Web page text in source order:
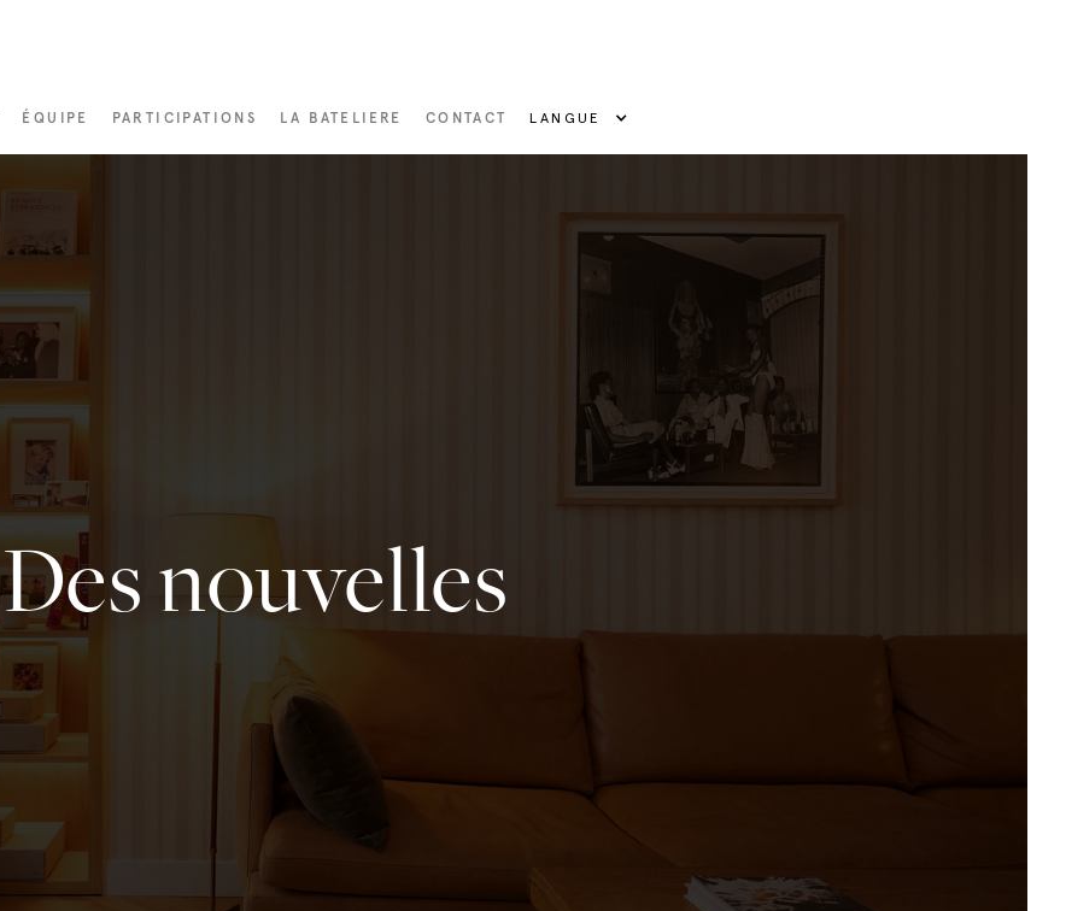
ÉQUIPE PARTICIPATIONS LA BATELIERE CONTACT LANGUE
Des nouvelles